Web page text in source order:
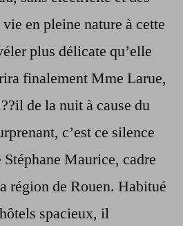
en pleine nature à cette
plus délicate qu’elle
finalement Mme Larue,
de la nuit à cause du
c’est ce silence
Maurice, cadre
région de Rouen. Habitué
spacieux, il